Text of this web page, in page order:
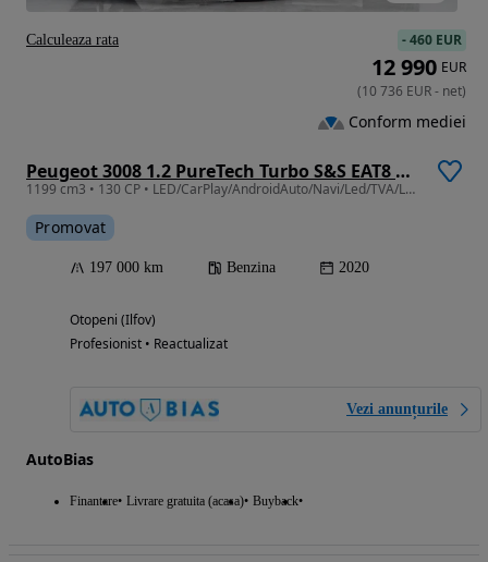
Peugeot 3008 1.2 PureTech Turbo S&S EAT8 Allure
1199 cm3 • 130 CP • LED/CarPlay/AndroidAuto/Navi/Led/TVA/Leasing - Rate FARA AVANS
Promovat
197 000 km Benzina 2020
Otopeni (Ilfov)
Profesionist • Reactualizat
Vezi anunțurile
AutoBias
Finantare Livrare gratuita (acasa) Buyback
-460 EUR
12 990 EUR
(10 736 EUR- net)
Conform mediei
Calculeaza rata